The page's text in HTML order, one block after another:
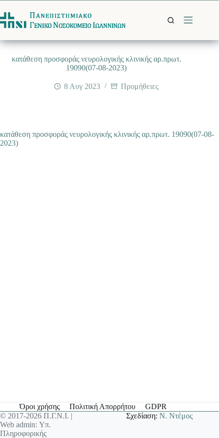
στο
περιεχόμενο
κατάθεση προσφοράς νευρολογικής κλινικής αρ.πρωτ.
19090(07-08-2023)
8 Αυγ 2023 Προμήθειες
κατάθεση προσφοράς νευρολογικής κλινικής αρ.πρωτ. 19090(07-08-
2023)
Όροι χρήσης Πολιτική Απορρήτου
GDPR
© 2017-2026 Π.Γ.Ν.Ι. |
Web admin: Υπ.
Πληροφορικής
Σχεδίαση:Ν. Ντέμος